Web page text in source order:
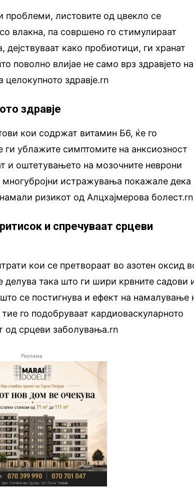
проблеми, листовите од цвекло се
влакна, па совршено го стимулираат
како пробиотици, ги хранат
поволно влијае не само врз здравјето на
целокупното здравје.rn
здравје
кои содржат витамин Б6, ќе го
ублажите симптомите на анксиозност
и оштетувањето на мозочните неврони
истражувања покажале дека
ризикот од Алцхајмерова болест.rn
и спречуваат срцеви
кои се претвораат во азотен оксид
делува така што ги шири крвните садови
се постигнува и ефект на намалување
го подобруваат кардиоваскуларното
од срцеви заболувања.rn
Реклама